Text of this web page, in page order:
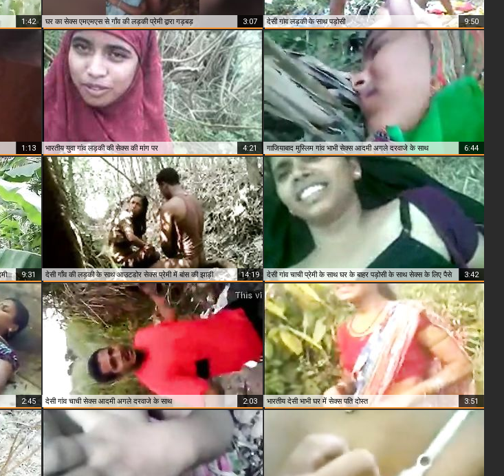
1:42 घर का सेक्स एमएमएस से गाँव की लड़की प्रेमी द्वारा गड़बड़ 3:07 देसी गांव लड़की के साथ पड़ोसी 9:50
1:13 भारतीय युवा गांव लड़की की सेक्स की मांग पर 4:21 गाजियाबाद मुस्लिम गांव भाभी सेक्स आदमी अगले दरवाजे के साथ 6:44
बैंगलोर गांव, नौकरानी, आउटडोर, स्नान कब्जा कर लिया, स्थानीय आदमी द्वारा 9:31 देसी गाँव की लड़की के साथ आउटडोर सेक्स प्रेमी में बांस की झाड़ी 14:19 देसी गांव चाची प्रेमी के साथ घर के बाहर पड़ोसी के साथ सेक्स के लिए पैसे 3:42
2:45 देसी गांव चाची सेक्स आदमी अगले दरवाजे के साथ 2:03 भारतीय देसी भाभी घर में सेक्स पति दोस्त 3:51